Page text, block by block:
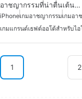
อาชญากรรมที่น่าตื่นเต้น…
iPhoneเกมอาชญากรรมเกมอา
เกมแกรนด์เธฟต์ออโต้สำหรับไ
1 2